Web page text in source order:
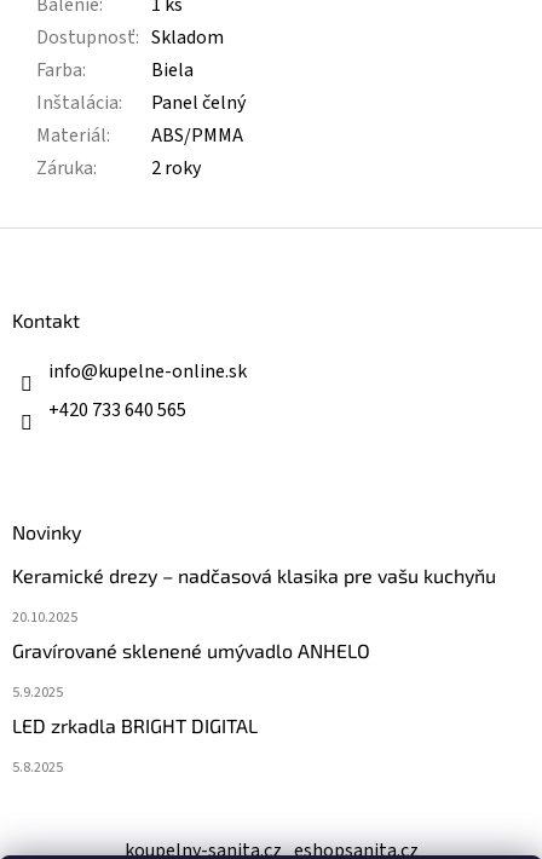
Dostupnosť: Skladom
Farba:
Biela
Inštalácia:
Panel čelný
Materiál:
ABS/PMMA
Záruka: 2 roky
Kontakt
info@kupelne-online.sk
+420 733 640 565
Novinky
Keramické drezy – nadčasová klasika pre vašu kuchyňu
20.10.2025
Gravírované sklenené umývadlo ANHELO
5.9.2025
LED zrkadla BRIGHT DIGITAL
5.8.2025
koupelny-sanita.cz eshopsanita.cz